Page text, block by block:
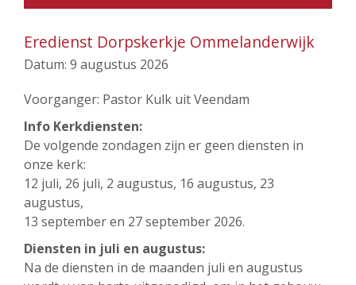
Eredienst Dorpskerkje Ommelanderwijk
Datum: 9 augustus 2026
Voorganger: Pastor Kulk uit Veendam
Info Kerkdiensten:
De volgende zondagen zijn er geen diensten in
onze kerk:
12 juli, 26 juli, 2 augustus, 16 augustus, 23
augustus,
13 september en 27 september 2026.
Diensten in juli en augustus:
Na de diensten in de maanden juli en augustus